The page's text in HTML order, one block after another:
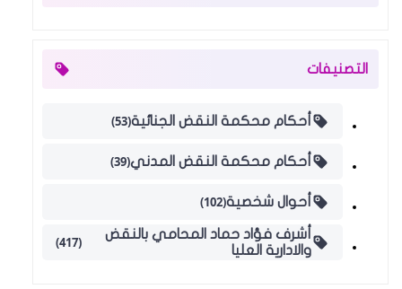
التصنيفات
أحكام محكمة النقض الجنائية(53)
أحكام محكمة النقض المدني(39)
أحوال شخصية(102)
أشرف فؤاد حماد المحامي بالنقض
والادارية العليا
(417)